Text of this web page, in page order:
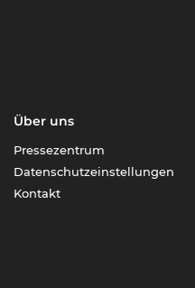
Über uns
Pressezentrum
Datenschutzeinstellungen
Kontakt